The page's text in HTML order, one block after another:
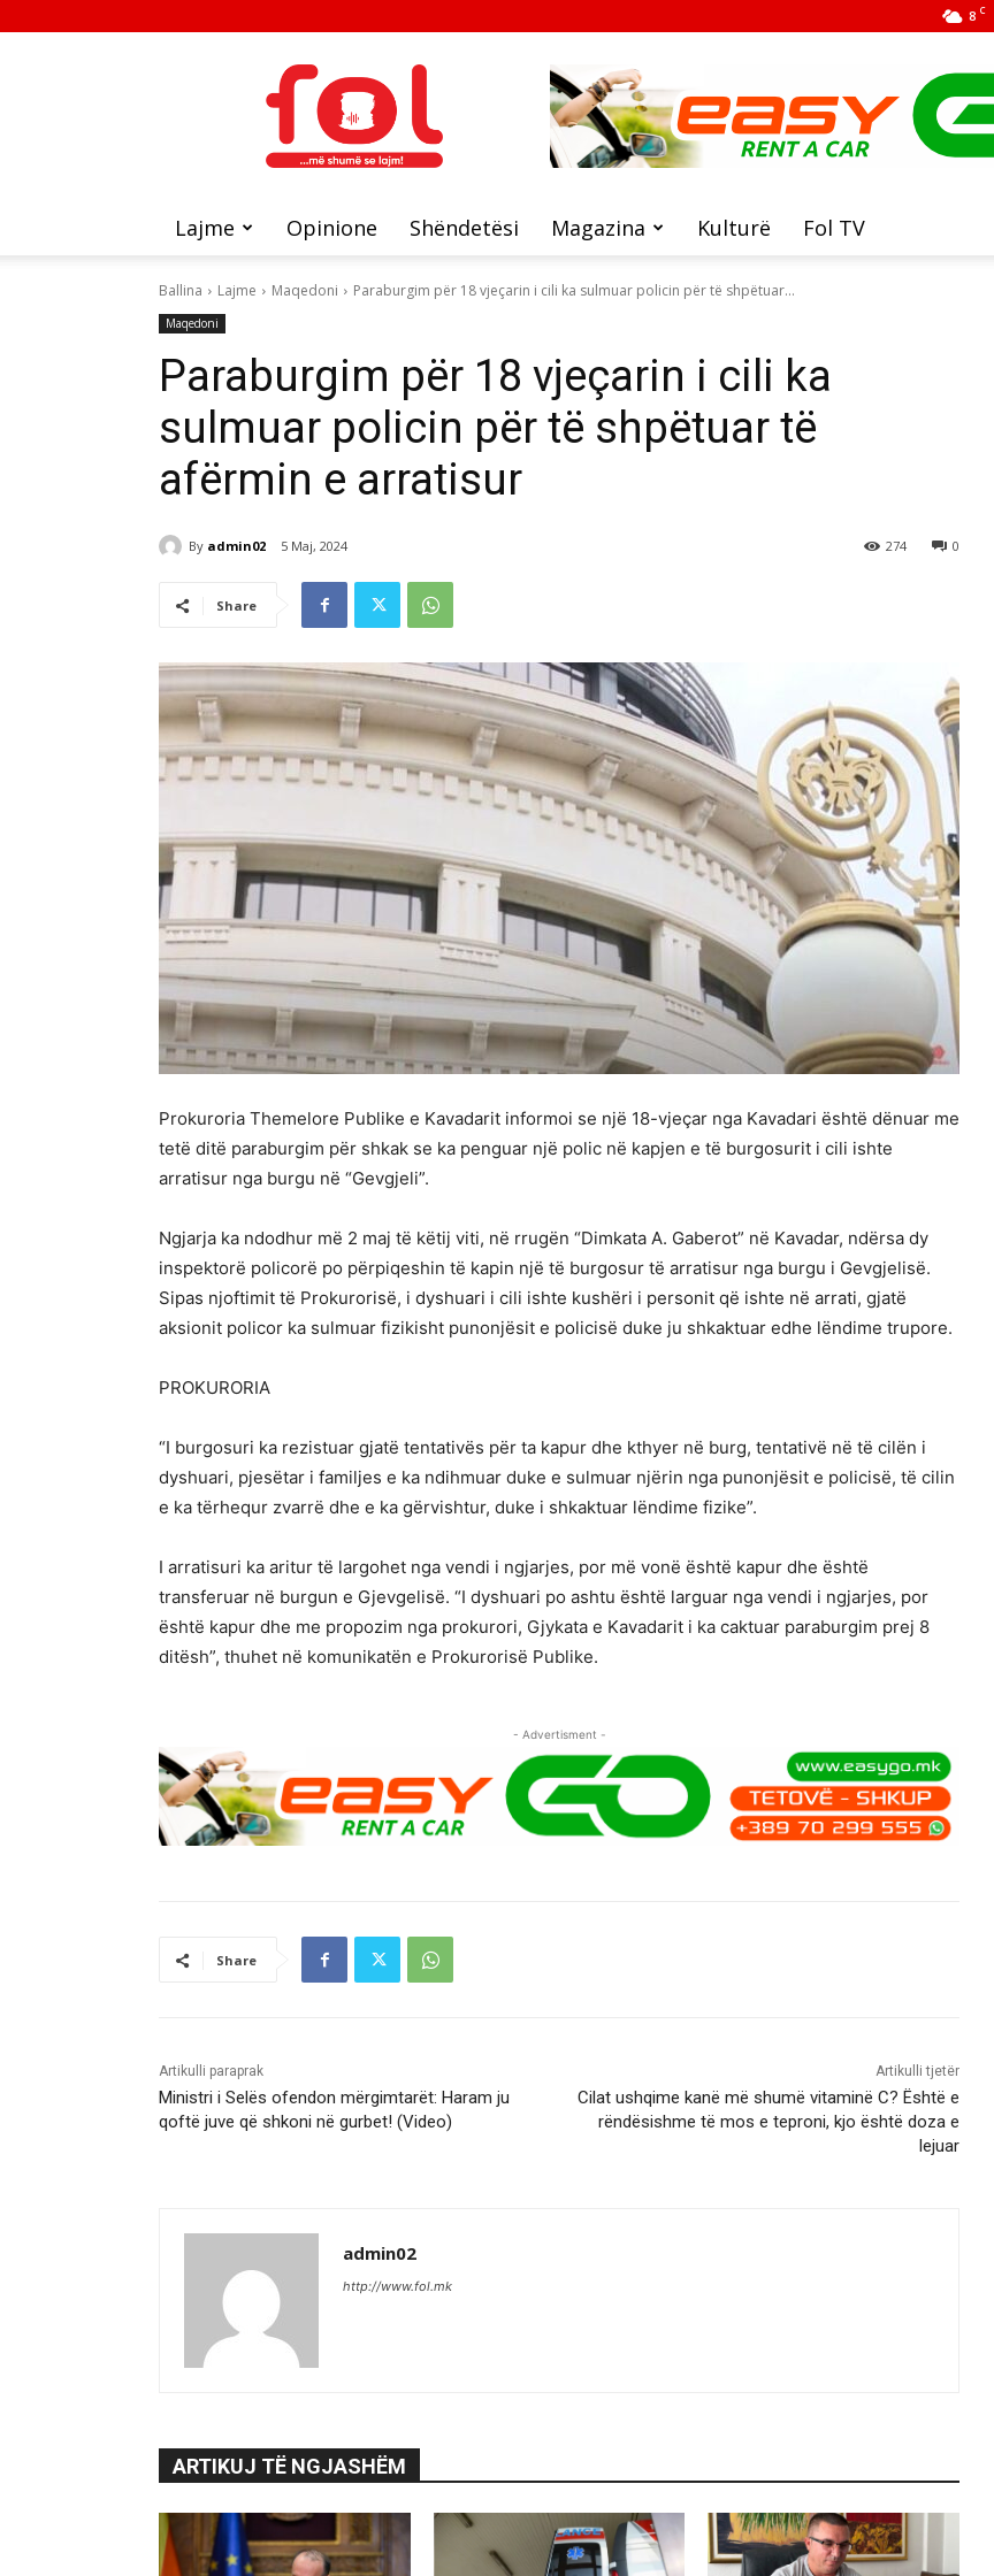
8 C
FOL
Lajme Opinione Shëndetësi Magazina Kulturë Fol TV
Ballina Lajme Maqedoni Paraburgim për 18 vjeçarin i cili ka sulmuar policin për të shpëtuar...
Maqedoni
Paraburgim për 18 vjeçarin i cili ka
sulmuar policin për të shpëtuar të
afërmin e arratisur
By admin02 5 Maj, 2024 0
274
Share
Prokuroria Themelore Publike e Kavadarit informoi se një 18-vjeçar nga Kavadari është dënuar me
tetë ditë paraburgim për shkak se ka penguar një polic në kapjen e të burgosurit i cili ishte
arratisur nga burgu në “Gevgjeli”.
Ngjarja ka ndodhur më 2 maj të këtij viti, në rrugën “Dimkata A. Gaberot” në Kavadar, ndërsa dy
inspektorë policorë po përpiqeshin të kapin një të burgosur të arratisur nga burgu i Gevgjelisë.
Sipas njoftimit të Prokurorisë, i dyshuari i cili ishte kushëri i personit që ishte në arrati, gjatë
aksionit policor ka sulmuar fizikisht punonjësit e policisë duke ju shkaktuar edhe lëndime trupore.
PROKURORIA
“I burgosuri ka rezistuar gjatë tentativës për ta kapur dhe kthyer në burg, tentativë në të cilën i
dyshuari, pjesëtar i familjes e ka ndihmuar duke e sulmuar njërin nga punonjësit e policisë, të cilin
e ka tërhequr zvarrë dhe e ka gërvishtur, duke i shkaktuar lëndime fizike”.
I arratisuri ka aritur të largohet nga vendi i ngjarjes, por më vonë është kapur dhe është
transferuar në burgun e Gjevgelisë. “I dyshuari po ashtu është larguar nga vendi i ngjarjes, por
është kapur dhe me propozim nga prokurori, Gjykata e Kavadarit i ka caktuar paraburgim prej 8
ditësh”, thuhet në komunikatën e Prokurorisë Publike.
- Advertisment -
Share
Artikulli paraprak
Ministri i Selës ofendon mërgimtarët: Haram ju
qoftë juve që shkoni në gurbet! (Video)
Artikulli tjetër
Cilat ushqime kanë më shumë vitaminë C? Është e
rëndësishme të mos e teproni, kjo është doza e
lejuar
admin02
http://www.fol.mk
ARTIKUJ TË NGJASHËM